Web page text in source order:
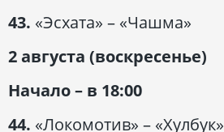
43. «Эсхата» – «Чашма»
2 августа (воскресенье)
Начало – в 18:00
44. «Локомотив» – «Хулбук»